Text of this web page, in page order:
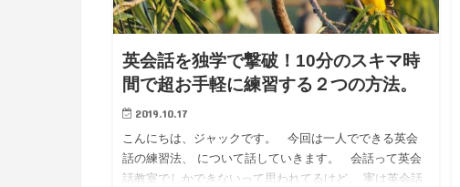
英会話を独学で撃破！10分のスキマ時
間で超お手軽に練習する２つの方法。
2019.10.17
こんにちは、ジャックです。 今回は一人でできる英会
話の練習法、 について話していきます。 会話って英会
話教室でしかできないって思われてるけど、 実は英会話